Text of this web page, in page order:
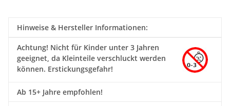
Hinweise & Hersteller Informationen:
Achtung! Nicht für Kinder unter 3 Jahren
geeignet, da Kleinteile verschluckt werden
können. Erstickungsgefahr!
Ab 15+ Jahre empfohlen!